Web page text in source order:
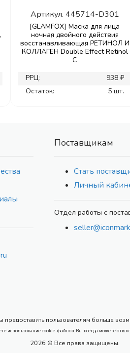
Артикул. 445714-D301
[GLAMFOX] Маска для лица
ночная двойного действия
восстанавливающая РЕТИНОЛ И
КОЛЛАГЕН Double Effect Retinol
C
РРЦ:
938 ₽
Остаток:
5 шт.
Поставщикам
Стать
Личный
Отдел работы с
пользователям больше
использование cookie-файлов. Вы всегда можете
2026 © Все права защищены.